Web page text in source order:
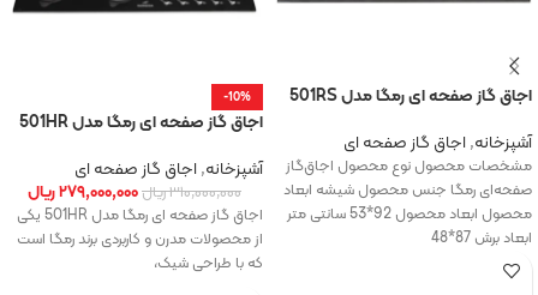
اجاق گاز صفحه ای رمگا مدل 501RS
آشپزخانه,اجاق گاز صفحه ای
مشخصات محصول نوع محصول اجاق‌گاز
صفحه‌ای رمگا جنس محصول شیشه ابعاد
محصول ابعاد محصول 92*53 سانتی متر
ابعاد برش 87*48
-10%
اجاق گاز صفحه ای رمگا مدل 501HR
آشپزخانه,اجاق گاز صفحه ای
۳۱۰,۰۰۰,۰۰۰ریال۲۷۹,۰۰۰,۰۰۰ریال
اجاق گاز صفحه ای رمگا مدل 501HR یکی
از محصولات مدرن و کاربردی برند رمگا است
که با طراحی شیک،